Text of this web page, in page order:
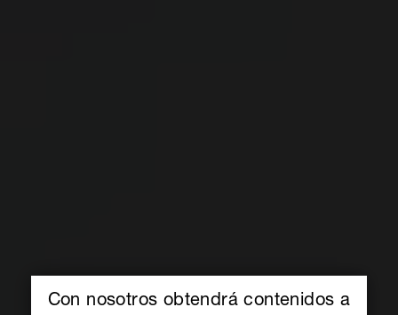
Con nosotros obtendrá contenidos a